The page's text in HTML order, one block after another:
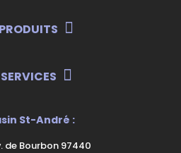
St-André :
de Bourbon 97440